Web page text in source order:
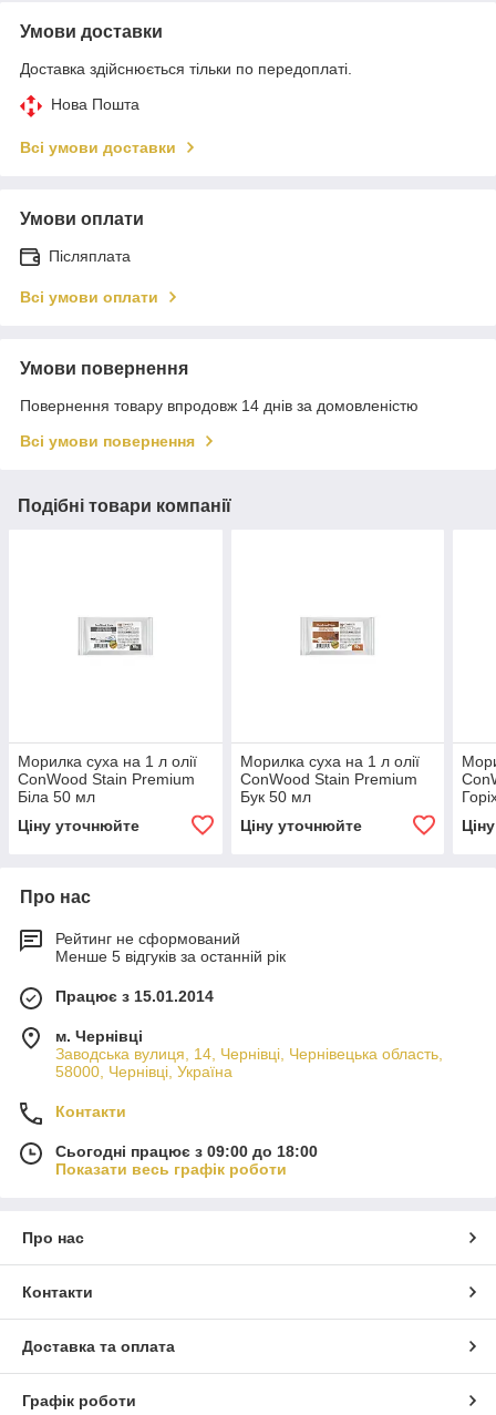
Умови доставки
Доставка здійснюється тільки по передоплаті.
Нова Пошта
Всі умови доставки
Умови оплати
Післяплата
Всі умови оплати
Умови повернення
Повернення товару впродовж 14 днів за домовленістю
Всі умови повернення
Подібні товари компанії
Морилка суха на 1 л олії
ConWood Stain Premium
Біла 50 мл
Ціну уточнюйте
Морилка суха на 1 л олії
ConWood Stain Premium
Бук 50 мл
Ціну уточнюйте
Про нас
Рейтинг не сформований
Менше 5 відгуків за останній рік
Працює з 15.01.2014
м. Чернівці
Заводська вулиця, 14, Чернівці, Чернівецька область,
58000, Чернівці, Україна
Контакти
Сьогодні працює з 09:00 до 18:00
Показати весь графік роботи
Про нас
Контакти
Доставка та оплата
Графік роботи